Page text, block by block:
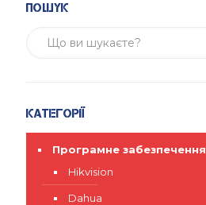
Пошук
Категорії
Програмне забезпечення
Hikvision
Dahua